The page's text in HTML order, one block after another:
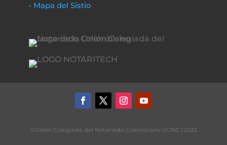
• Mapa del Sistio
©Unión Colegiada del Notariado Colombiano UCNC | 2022